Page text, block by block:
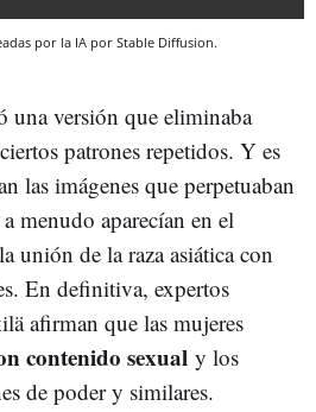
por la IA por Stable Diffusion.
una versión que eliminaba
patrones repetidos. Y es
las imágenes que perpetuaban
menudo aparecían en el
unión de la raza asiática con
En definitiva, expertos
afirman que las mujeres
contenido sexual y los
de poder y similares.